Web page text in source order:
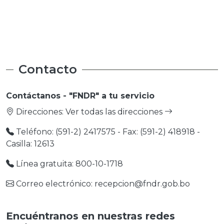
Contacto
Contáctanos - "FNDR" a tu servicio
Direcciones: Ver todas las direcciones
Teléfono: (591-2) 2417575 - Fax: (591-2) 418918 -
Casilla: 12613
Línea gratuita: 800-10-1718
Correo electrónico: recepcion@fndr.gob.bo
Encuéntranos en nuestras redes